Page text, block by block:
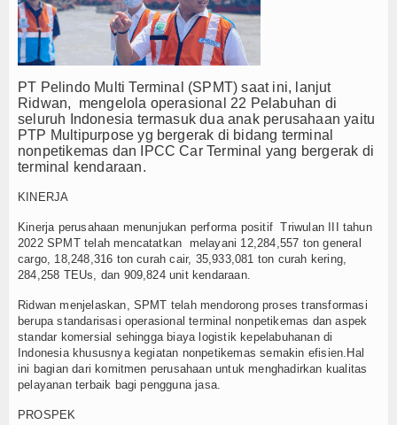
PT Pelindo Multi Terminal (SPMT) saat ini, lanjut
Ridwan, mengelola operasional 22 Pelabuhan di
seluruh Indonesia termasuk dua anak perusahaan yaitu
PTP Multipurpose yg bergerak di bidang terminal
nonpetikemas dan IPCC Car Terminal yang bergerak di
terminal kendaraan.
KINERJA
Kinerja perusahaan menunjukan performa positif Triwulan III tahun
2022 SPMT telah mencatatkan melayani 12,284,557 ton general
cargo, 18,248,316 ton curah cair, 35,933,081 ton curah kering,
284,258 TEUs, dan 909,824 unit kendaraan.
Ridwan menjelaskan, SPMT telah mendorong proses transformasi
berupa standarisasi operasional terminal nonpetikemas dan aspek
standar komersial sehingga biaya logistik kepelabuhanan di
Indonesia khususnya kegiatan nonpetikemas semakin efisien.Hal
ini bagian dari komitmen perusahaan untuk menghadirkan kualitas
pelayanan terbaik bagi pengguna jasa.
PROSPEK